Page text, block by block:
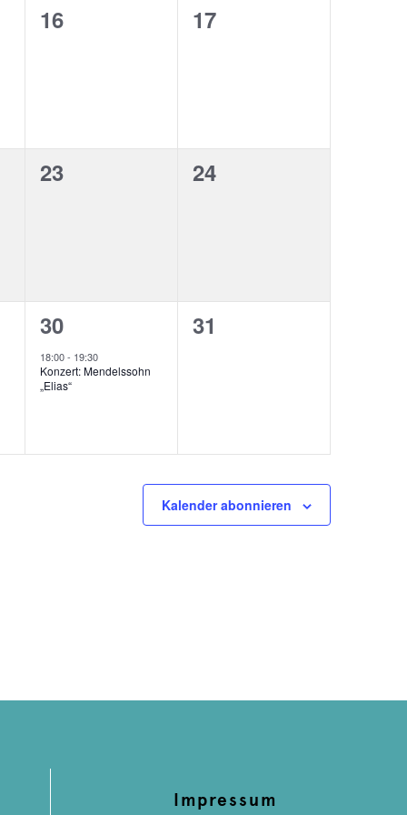
0
16
0
17
0
23
0
24
1
Veranstaltung,
30
18:00- 19:30
Konzert: Mendelssohn
„Elias“
0
31
Kalender abonnieren
Impressum